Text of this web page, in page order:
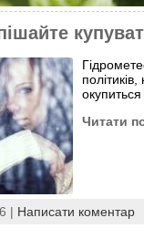
Читати
| Написати коментар